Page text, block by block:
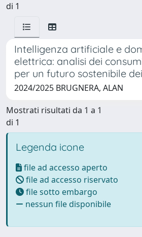
di 1
Intelligenza artificiale e
elettrica: analisi dei
per un futuro sostenibile
2024/2025 BRUGNERA, ALAN
Mostrati risultati da 1 a 1
di 1
Legenda icone
file ad accesso aperto
file ad accesso riservato
file sotto embargo
nessun file disponibile